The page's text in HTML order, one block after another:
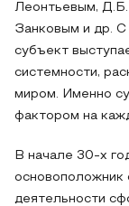
Леонтьевым,
Занковым и др. С
субъект
системности,
миром. Именно
фактором на
В начале 30-х
основоположник
деятельности